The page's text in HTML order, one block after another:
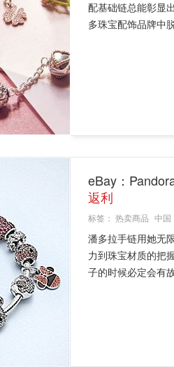
配基础链总能彰显
多珠宝配饰品牌中
eBay：
返利
标签： 热卖商品 中国
潘多拉手链用她无
力到珠宝材质的把
子的时候必定会有